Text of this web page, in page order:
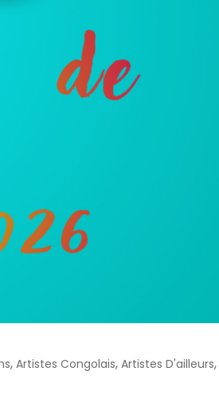
, Artistes Congolais, Artistes D'ailleurs,